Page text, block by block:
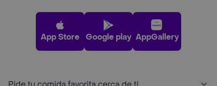
App Store Google play AppGallery